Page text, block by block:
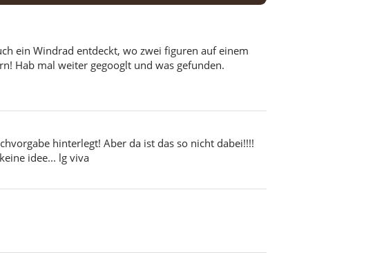
ein Windrad entdeckt, wo zwei figuren auf einem
Hab mal weiter gegooglt und was gefunden.
hinterlegt! Aber da ist das so nicht dabei!!!!
idee... lg viva